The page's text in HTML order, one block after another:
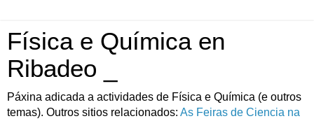
Física e Química en
Ribadeo _
Páxina adicada a actividades de Fí­sica e Quí­mica (e outros
temas). Outros sitios relacionados: As Feiras de Ciencia na